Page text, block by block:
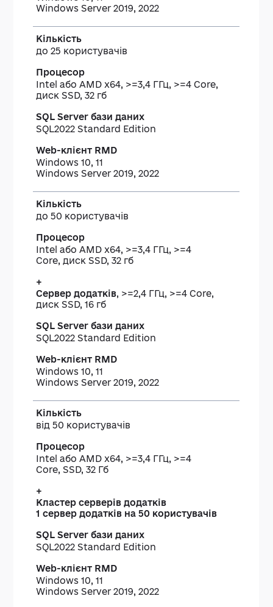
Windows Server 2019, 2022
до 25 користувачів
Intel або AMD x64, >=3,4 ГГц, >=4 Core,
диск SSD, 32 гб
SQL2022 Standard Edition
Windows 10, 11
Windows Server 2019, 2022
до 50 користувачів
Intel або AMD x64, >=3,4 ГГц, >=4
Core, диск SSD, 32 гб
+
Сервер додатків, >=2,4 ГГц, >=4 Core,
диск SSD, 16 гб
SQL2022 Standard Edition
Windows 10, 11
Windows Server 2019, 2022
від 50 користувачів
Intel або AMD x64, >=3,4 ГГц, >=4
Core, SSD, 32 Гб
+
Кластер серверів додатків
1 сервер додатків на 50 користувачів
SQL2022 Standard Edition
Windows 10, 11
Windows Server 2019, 2022